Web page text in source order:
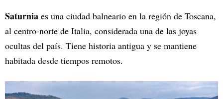
Saturnia es una ciudad balneario en la región de Toscana,
al centro-norte de Italia, considerada una de las joyas
ocultas del país. Tiene historia antigua y se mantiene
habitada desde tiempos remotos.